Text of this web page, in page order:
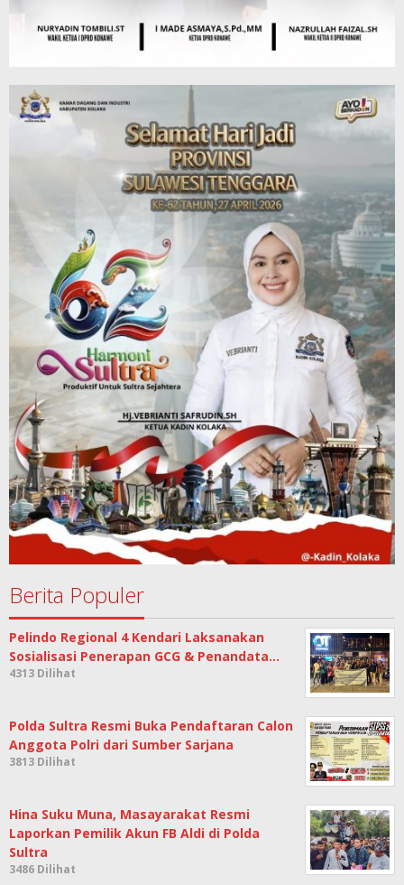
Berita Populer
Pelindo Regional 4 Kendari Laksanakan
Sosialisasi Penerapan GCG & Penandata…
4313 Dilihat
Polda Sultra Resmi Buka Pendaftaran Calon
Anggota Polri dari Sumber Sarjana
3813 Dilihat
Hina Suku Muna, Masayarakat Resmi
Laporkan Pemilik Akun FB Aldi di Polda
Sultra
3486 Dilihat